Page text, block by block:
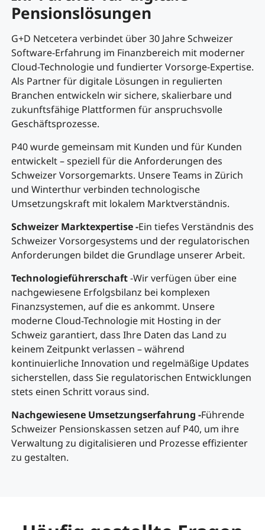
Pensionslösungen
G+D Netcetera verbindet über 30 Jahre Schweizer
Software-Erfahrung im Finanzbereich mit moderner
Cloud-Technologie und fundierter Vorsorge-Expertise.
Als Partner für digitale Lösungen in regulierten
Branchen entwickeln wir sichere, skalierbare und
zukunftsfähige Plattformen für anspruchsvolle
Geschäftsprozesse.
P40 wurde gemeinsam mit Kunden und für Kunden
entwickelt – speziell für die Anforderungen des
Schweizer Vorsorgemarkts. Unsere Teams in Zürich
und Winterthur verbinden technologische
Umsetzungskraft mit lokalem Marktverständnis.
Schweizer Marktexpertise -Ein tiefes Verständnis des
Schweizer Vorsorgesystems und der regulatorischen
Anforderungen bildet die Grundlage unserer Arbeit.
Technologieführerschaft-Wir verfügen über eine
nachgewiesene Erfolgsbilanz bei komplexen
Finanzsystemen, auf die es ankommt. Unsere
moderne Cloud-Technologie mit Hosting in der
Schweiz garantiert, dass Ihre Daten das Land zu
keinem Zeitpunkt verlassen – während
kontinuierliche Innovation und regelmäßige Updates
sicherstellen, dass Sie regulatorischen Entwicklungen
stets einen Schritt voraus sind.
Nachgewiesene Umsetzungserfahrung -Führende
Schweizer Pensionskassen setzen auf P40, um ihre
Verwaltung zu digitalisieren und Prozesse effizienter
zu gestalten.